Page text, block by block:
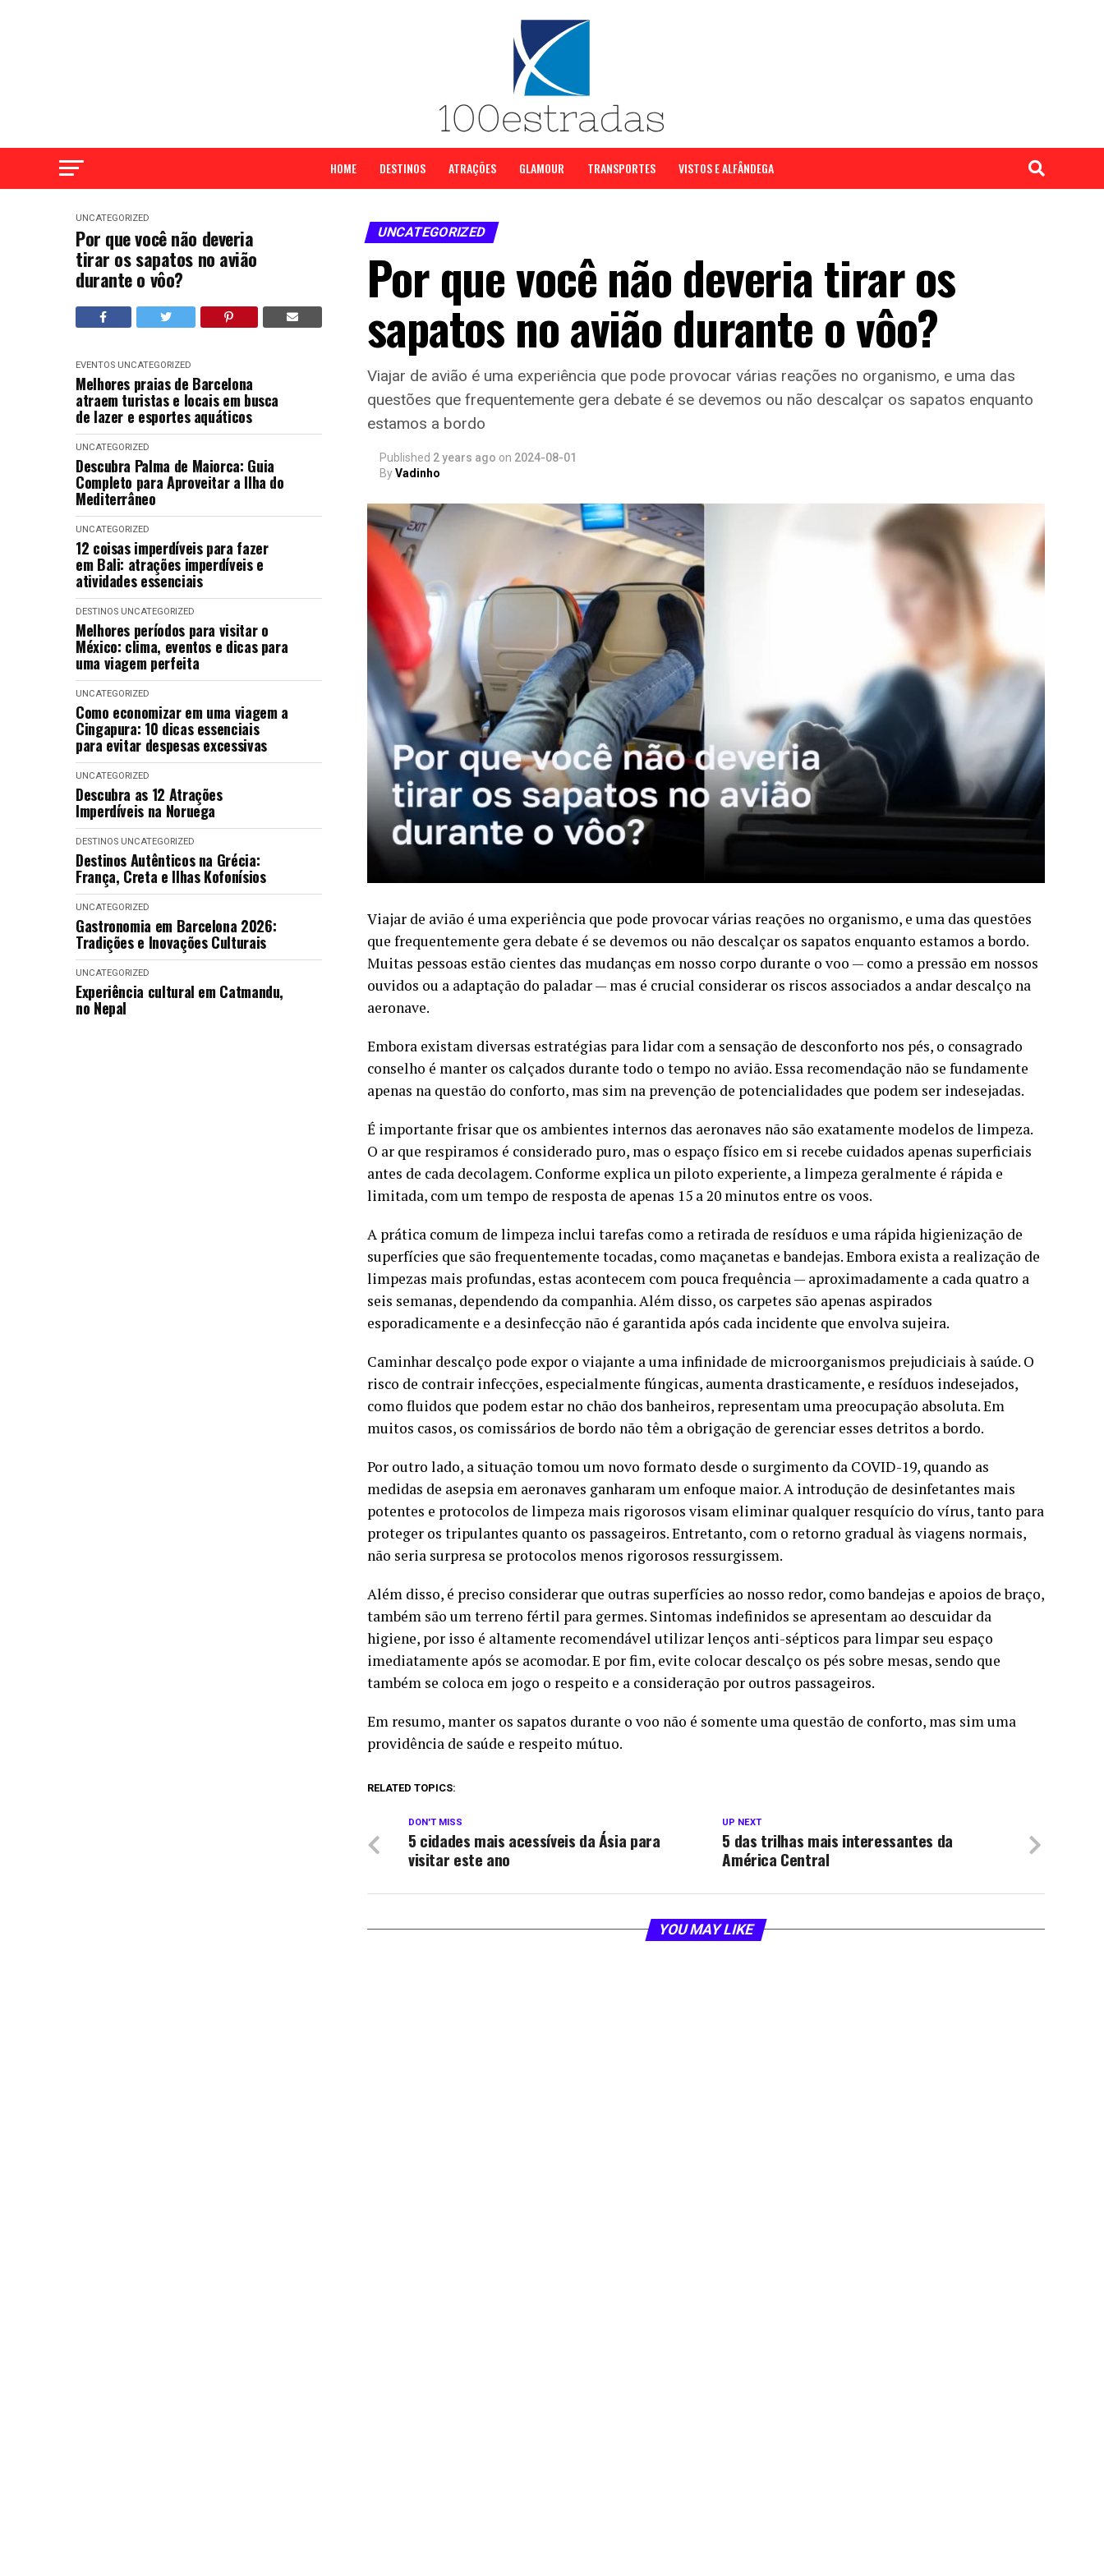
HOME DESTINOS ATRAÇÕES GLAMOUR TRANSPORTES VISTOS E ALFÂNDEGA
UNCATEGORIZED
Por que você não deveria
tirar os sapatos no avião
durante o vôo?
EVENTOS UNCATEGORIZED
Melhores praias de Barcelona
atraem turistas e locais em busca
de lazer e esportes aquáticos
UNCATEGORIZED
Descubra Palma de Maiorca: Guia
Completo para Aproveitar a Ilha do
Mediterrâneo
UNCATEGORIZED
12 coisas imperdíveis para fazer
em Bali: atrações imperdíveis e
atividades essenciais
DESTINOS UNCATEGORIZED
Melhores períodos para visitar o
México: clima, eventos e dicas para
uma viagem perfeita
UNCATEGORIZED
Como economizar em uma viagem a
Cingapura: 10 dicas essenciais
para evitar despesas excessivas
UNCATEGORIZED
Descubra as 12 Atrações
Imperdíveis na Noruega
DESTINOS UNCATEGORIZED
Destinos Autênticos na Grécia:
França, Creta e Ilhas Kofonísios
UNCATEGORIZED
Gastronomia em Barcelona 2026:
Tradições e Inovações Culturais
UNCATEGORIZED
Experiência cultural em Catmandu,
no Nepal
UNCATEGORIZED
Por que você não deveria tirar os
sapatos no avião durante o vôo?
Viajar de avião é uma experiência que pode provocar várias reações no organismo, e uma das
questões que frequentemente gera debate é se devemos ou não descalçar os sapatos enquanto
estamos a bordo
Published 2 years ago on 2024-08-01
ByVadinho
Viajar de avião é uma experiência que pode provocar várias reações no organismo, e uma das questões
que frequentemente gera debate é se devemos ou não descalçar os sapatos enquanto estamos a bordo.
Muitas pessoas estão cientes das mudanças em nosso corpo durante o voo — como a pressão em nossos
ouvidos ou a adaptação do paladar — mas é crucial considerar os riscos associados a andar descalço na
aeronave.
Embora existam diversas estratégias para lidar com a sensação de desconforto nos pés, o consagrado
conselho é manter os calçados durante todo o tempo no avião. Essa recomendação não se fundamente
apenas na questão do conforto, mas sim na prevenção de potencialidades que podem ser indesejadas.
É importante frisar que os ambientes internos das aeronaves não são exatamente modelos de limpeza.
O ar que respiramos é considerado puro, mas o espaço físico em si recebe cuidados apenas superficiais
antes de cada decolagem. Conforme explica un piloto experiente, a limpeza geralmente é rápida e
limitada, com um tempo de resposta de apenas 15 a 20 minutos entre os voos.
A prática comum de limpeza inclui tarefas como a retirada de resíduos e uma rápida higienização de
superfícies que são frequentemente tocadas, como maçanetas e bandejas. Embora exista a realização de
limpezas mais profundas, estas acontecem com pouca frequência — aproximadamente a cada quatro a
seis semanas, dependendo da companhia. Além disso, os carpetes são apenas aspirados
esporadicamente e a desinfecção não é garantida após cada incidente que envolva sujeira.
Caminhar descalço pode expor o viajante a uma infinidade de microorganismos prejudiciais à saúde. O
risco de contrair infecções, especialmente fúngicas, aumenta drasticamente, e resíduos indesejados,
como fluidos que podem estar no chão dos banheiros, representam uma preocupação absoluta. Em
muitos casos, os comissários de bordo não têm a obrigação de gerenciar esses detritos a bordo.
Por outro lado, a situação tomou um novo formato desde o surgimento da COVID-19, quando as
medidas de asepsia em aeronaves ganharam um enfoque maior. A introdução de desinfetantes mais
potentes e protocolos de limpeza mais rigorosos visam eliminar qualquer resquício do vírus, tanto para
proteger os tripulantes quanto os passageiros. Entretanto, com o retorno gradual às viagens normais,
não seria surpresa se protocolos menos rigorosos ressurgissem.
Além disso, é preciso considerar que outras superfícies ao nosso redor, como bandejas e apoios de braço,
também são um terreno fértil para germes. Sintomas indefinidos se apresentam ao descuidar da
higiene, por isso é altamente recomendável utilizar lenços anti-sépticos para limpar seu espaço
imediatamente após se acomodar. E por fim, evite colocar descalço os pés sobre mesas, sendo que
também se coloca em jogo o respeito e a consideração por outros passageiros.
Em resumo, manter os sapatos durante o voo não é somente uma questão de conforto, mas sim uma
providência de saúde e respeito mútuo.
RELATED TOPICS:
UP NEXT
5 das trilhas mais interessantes da
América Central
DON'T MISS
5 cidades mais acessíveis da Ásia para
visitar este ano
YOU MAY LIKE